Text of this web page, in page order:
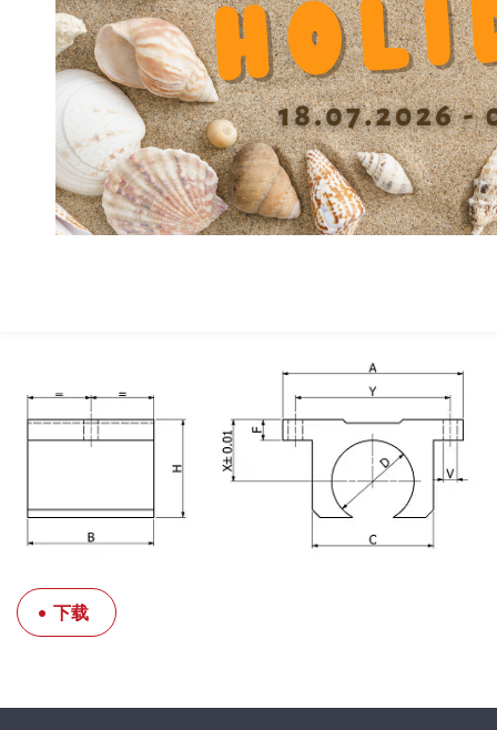
Center distance screw Y
43
Height H
27
Height base F
6
Height center X
17.5
Width C
35
Width A
51
Length B
41
下载